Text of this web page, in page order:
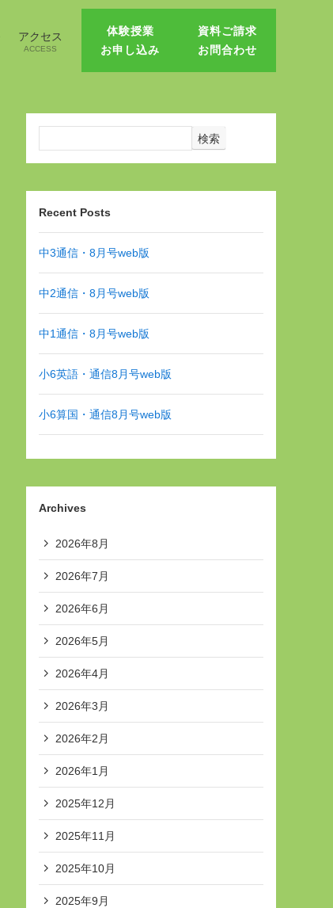
アクセス
ACCESS
体験授業
お申し込み
資料ご請求
お問合わせ
検索
Recent Posts
中3通信・8月号web版
中2通信・8月号web版
中1通信・8月号web版
小6英語・通信8月号web版
小6算国・通信8月号web版
Archives
2026年8月
2026年7月
2026年6月
2026年5月
2026年4月
2026年3月
2026年2月
2026年1月
2025年12月
2025年11月
2025年10月
2025年9月